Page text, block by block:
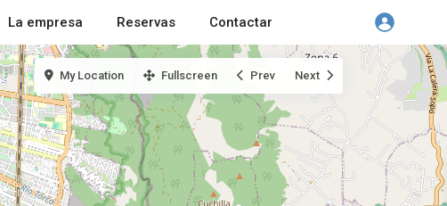
La empresa Reservas Contactar
My Location Fullscreen Prev Next